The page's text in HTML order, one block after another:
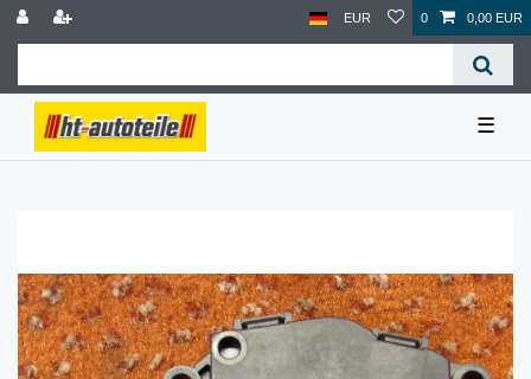
EUR 0 0,00 EUR
☰